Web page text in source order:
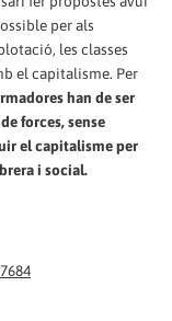
per als
les classes
el capitalisme. Per
han de ser
forces, sense
el capitalisme per
i social.